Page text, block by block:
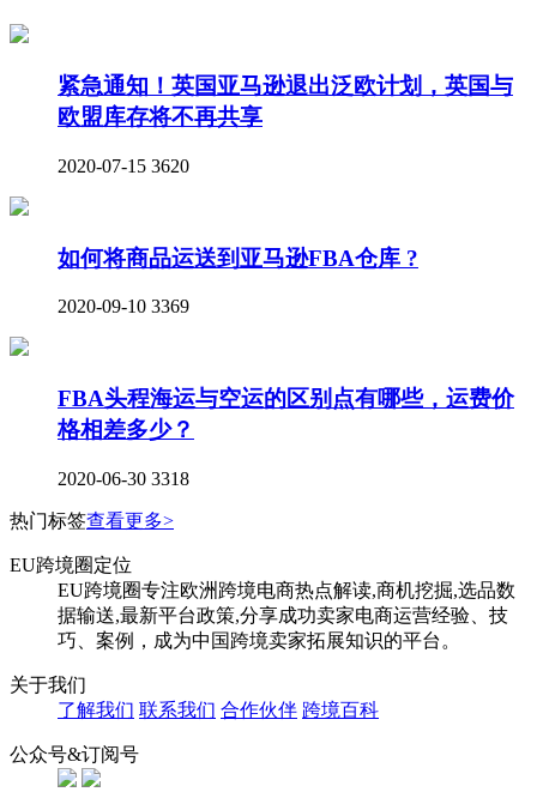
紧急通知！英国亚马逊退出泛欧计划，英国与
欧盟库存将不再共享
2020-07-15 3620
如何将商品运送到亚马逊FBA仓库 ?
2020-09-10 3369
FBA头程海运与空运的区别点有哪些，运费价
格相差多少？
2020-06-30 3318
热门标签查看更多>
EU跨境圈定位
EU跨境圈专注欧洲跨境电商热点解读,商机挖掘,选品数
据输送,最新平台政策,分享成功卖家电商运营经验、技
巧、案例，成为中国跨境卖家拓展知识的平台。
关于我们
了解我们 联系我们 合作伙伴 跨境百科
公众号&订阅号